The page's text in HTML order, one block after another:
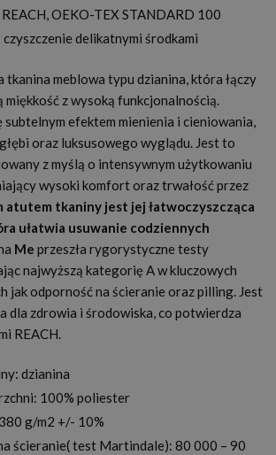
OEKO-TEX STANDARD 100
delikatnymi środkami
tkanina meblowa typu dzianina, która łączy
z wysoką funkcjonalnością.
efektem mienienia i cieniowania,
oraz luksusowego wyglądu. Jest to
z myślą o intensywnym użytkowaniu
wysoki komfort oraz trwałość przez
atutem tkaniny jest jej łatwoczyszcząca
ułatwia usuwanie codziennych
Me przeszła rygorystyczne testy
najwyższą kategorię A w kluczowych
jak odporność na ścieranie oraz pilling. Jest
dla zdrowia i środowiska, co potwierdza
REACH.
dzianina
100% poliester
g/m2 +/- 10%
ścieranie( test Martindale): 80 000 – 90